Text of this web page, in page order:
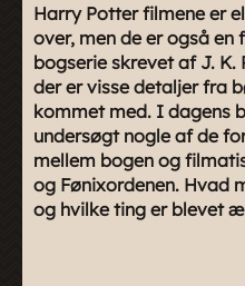
Harry Potter filmene er
over, men de er også
bogserie skrevet af J. K.
der er visse detaljer fra
kommet med. I dagens
undersøgt nogle af de
mellem bogen og
og Fønixordenen. Hvad
og hvilke ting er blevet